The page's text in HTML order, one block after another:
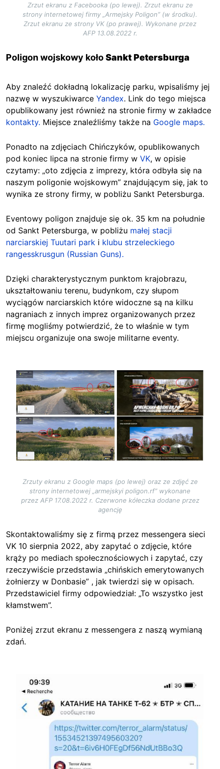
Zrzut ekranu z Facebooka (po lewej). Zrzut ekranu ze
strony internetowej firmy „Armejsky Poligon” (w środku).
Zrzut ekranu ze strony VK (po prawej). Wykonane przez
AFP 13.08.2022 r.
Poligon wojskowy kołoSankt Petersburga
Aby znaleźć dokładną lokalizację parku, wpisaliśmy jej
nazwę w wyszukiwarce Yandex. Link do tego miejsca
opublikowany jest również na stronie firmy w zakładce
kontakty. Miejsce znaleźliśmy także na Google maps.
Ponadto na zdjęciach Chińczyków, opublikowanych
pod koniec lipca na stronie firmy w VK, w opisie
czytamy: „oto zdjęcia z imprezy, która odbyła się na
naszym poligonie wojskowym” znajdującym się, jak to
wynika ze strony firmy, w pobliżu Sankt Petersburga.
Eventowy poligon znajduje się ok. 35 km na południe
od Sankt Petersburga, w pobliżu małej stacji
narciarskiej Tuutari park i klubu strzeleckiego
rangesskrusgun (Russian Guns).
Dzięki charakterystycznym punktom krajobrazu,
ukształtowaniu terenu, budynkom, czy słupom
wyciągów narciarskich które widoczne są na kilku
nagraniach z innych imprez organizowanych przez
firmę mogliśmy potwierdzić, że to właśnie w tym
miejscu organizuje ona swoje militarne eventy.
Image
Zrzuty ekranu z Google maps (po lewej) oraz ze zdjęć ze
strony internetowej „armejskyi poligon.rf” wykonane
przez AFP 17.08.2022 r. Czerwone kółeczka dodane przez
agencję
Skontaktowaliśmy się z firmą przez messengera sieci
VK 10 sierpnia 2022, aby zapytać o zdjęcie, które
krąży po mediach społecznościowych i zapytać, czy
rzeczywiście przedstawia „chińskich emerytowanych
żołnierzy w Donbasie” , jak twierdzi się w opisach.
Przedstawiciel firmy odpowiedział: „To wszystko jest
kłamstwem”.
Poniżej zrzut ekranu z messengera z naszą wymianą
zdań.